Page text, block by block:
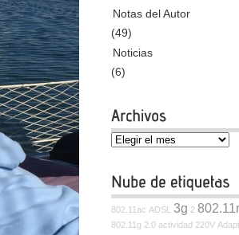
Notas del Autor
(49)
Noticias
(6)
Archivos
802.11ac ADSL 3g 2
802.11g 2.0 actividad 220V